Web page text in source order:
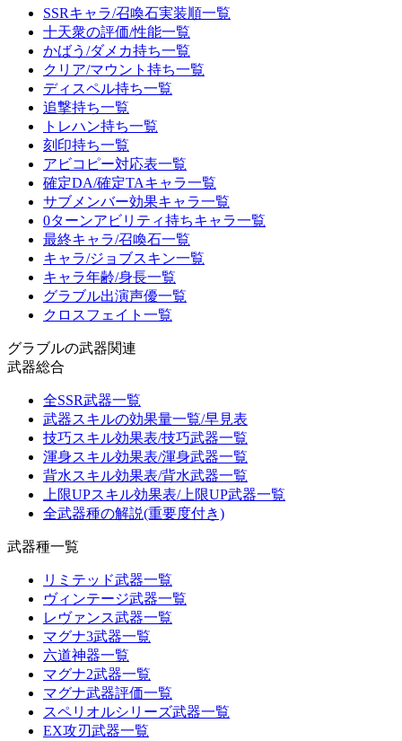
SSRキャラ/召喚石実装順一覧
十天衆の評価/性能一覧
かばう/ダメカ持ち一覧
クリア/マウント持ち一覧
ディスペル持ち一覧
追撃持ち一覧
トレハン持ち一覧
刻印持ち一覧
アビコピー対応表一覧
確定DA/確定TAキャラ一覧
サブメンバー効果キャラ一覧
0ターンアビリティ持ちキャラ一覧
最終キャラ/召喚石一覧
キャラ/ジョブスキン一覧
キャラ年齢/身長一覧
グラブル出演声優一覧
クロスフェイト一覧
グラブルの武器関連
武器総合
全SSR武器一覧
武器スキルの効果量一覧/早見表
技巧スキル効果表/技巧武器一覧
渾身スキル効果表/渾身武器一覧
背水スキル効果表/背水武器一覧
上限UPスキル効果表/上限UP武器一覧
全武器種の解説(重要度付き)
武器種一覧
リミテッド武器一覧
ヴィンテージ武器一覧
レヴァンス武器一覧
マグナ3武器一覧
六道神器一覧
マグナ2武器一覧
マグナ武器評価一覧
スペリオルシリーズ武器一覧
EX攻刃武器一覧